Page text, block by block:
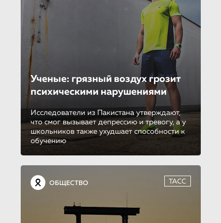
Ученые: грязный воздух грозит
психическими нарушениями
Исследователи из Пакистана утверждают,
что смог вызывает депрессию и тревогу, а у
школьников также ухудшает способности к
обучению
ОБЩЕСТВО ТАСС